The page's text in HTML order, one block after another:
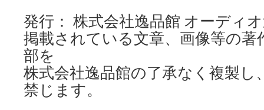
発行： 株式会社逸品館 オーディ
掲載されている文章、画像等の著
部を
株式会社逸品館の了承なく複製し
禁じます。